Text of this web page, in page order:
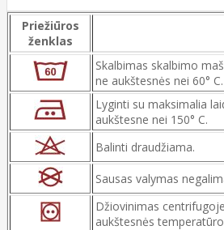
Priežiūros
ženklas
Skalbimas skalbimo
ne aukštesnės nei 60° C.
Lyginti su maksimalia
aukštesne nei 150° C.
Balinti draudžiama.
Sausas valymas
Džiovinimas
aukštesnės